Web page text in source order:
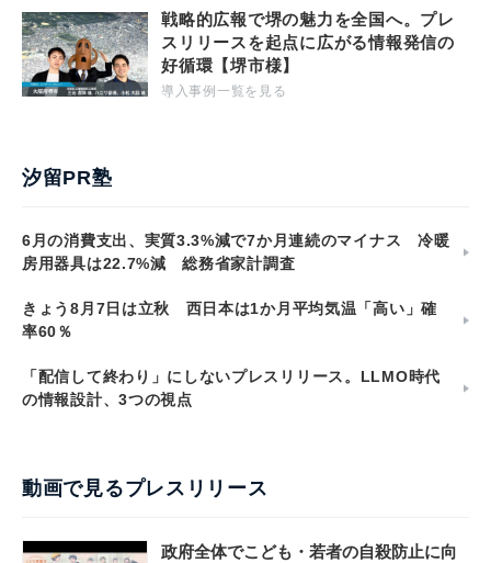
戦略的広報で堺の魅力を全国へ。プレ
スリリースを起点に広がる情報発信の
好循環【堺市様】
導入事例一覧を見る
汐留PR塾
6月の消費支出、実質3.3%減で7か月連続のマイナス 冷暖
房用器具は22.7%減 総務省家計調査
きょう8月7日は立秋 西日本は1か月平均気温「高い」確
率60％
「配信して終わり」にしないプレスリリース。LLMO時代
の情報設計、3つの視点
動画で見るプレスリリース
政府全体でこども・若者の自殺防止に向